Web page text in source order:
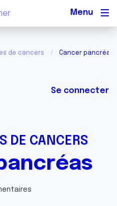
de cancers Cancer pancréas
Se connecter
DE CANCERS